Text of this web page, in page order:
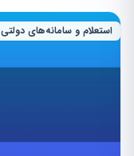
استعلام و سامانه‌های دولتی